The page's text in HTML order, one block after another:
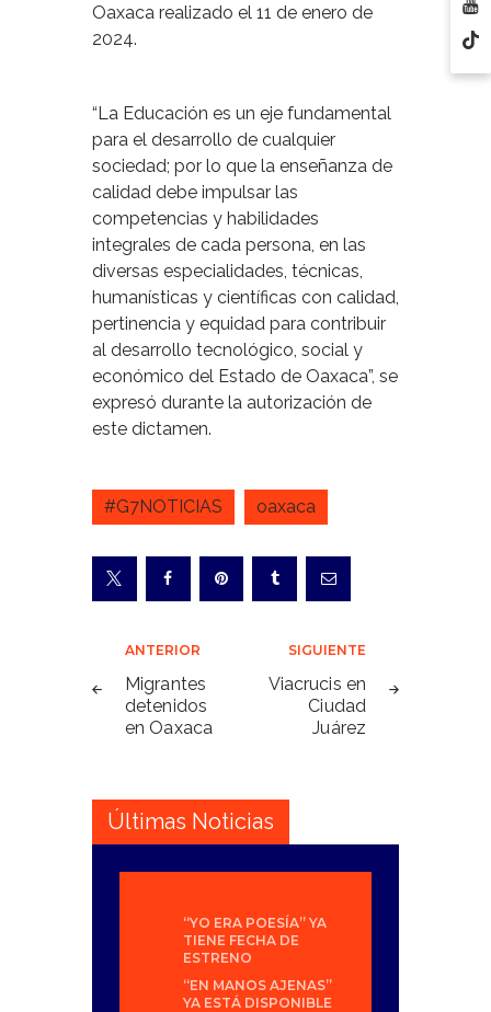
Oaxaca realizado el 11 de enero de
2024.
“La Educación es un eje fundamental
para el desarrollo de cualquier
sociedad; por lo que la enseñanza de
calidad debe impulsar las
competencias y habilidades
integrales de cada persona, en las
diversas especialidades, técnicas,
humanísticas y científicas con calidad,
pertinencia y equidad para contribuir
al desarrollo tecnológico, social y
económico del Estado de Oaxaca”, se
expresó durante la autorización de
este dictamen.
#G7NOTICIAS oaxaca
Navegación
de
entradas
ANTERIOR
Migrantes
detenidos
en Oaxaca
SIGUIENTE
Viacrucis en
Ciudad
Juárez
Últimas Noticias
“YO ERA POESÍA” YA
TIENE FECHA DE
ESTRENO
“EN MANOS AJENAS”
YA ESTÁ DISPONIBLE